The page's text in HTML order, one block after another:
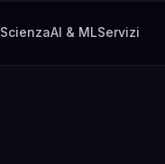
ScienzaAI & MLServizi